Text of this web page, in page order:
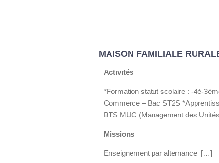
MAISON FAMILIALE
Activités
*Formation statut scolaire : -4è-
Commerce – Bac ST2S
BTS MUC (Management des
Missions
Enseignement par alternance […]